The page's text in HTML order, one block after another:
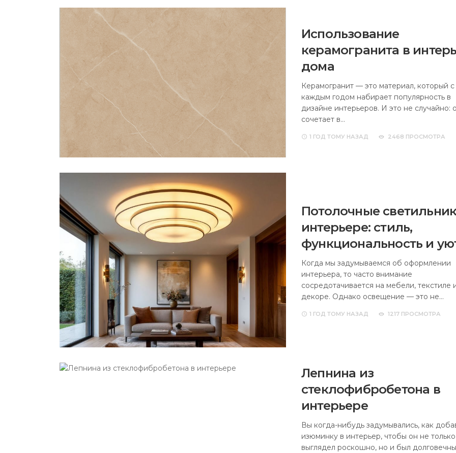
Использование
керамогранита в
дома
Керамогранит — это материал, который с
каждым годом набирает популярность в
дизайне интерьеров. И это не случайно:
сочетает в…
1 ГОД ТОМУ НАЗАД 2468 ПРОСМОТРА
Потолочные
интерьере: стиль,
функциональность и
Когда мы задумываемся об оформлении
интерьера, то часто внимание
сосредотачивается на мебели, текстиле
декоре. Однако освещение — это не…
1 ГОД ТОМУ НАЗАД 1217 ПРОСМОТРА
Лепнина из
стеклофибробетона в
интерьере
Вы когда-нибудь задумывались, как
изюминку в интерьер, чтобы он не только
выглядел роскошно, но и был